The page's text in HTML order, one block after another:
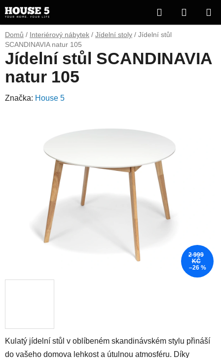
na
obsah
Hledat
KOŠÍK
Domů / Interiérový nábytek / Jídelní stoly / Jídelní stůl
SCANDINAVIA natur 105
Kulatý jídelní stůl v oblíbeném skandinávském stylu přináší
do vašeho domova lehkost a útulnou atmosféru. Díky
Jídelní stůl SCANDINAVIA
natur 105
Značka: House 5
2 999
KČ
–26 %